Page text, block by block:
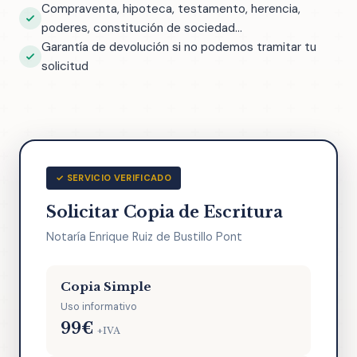
Compraventa, hipoteca, testamento, herencia,
poderes, constitución de sociedad...
Garantía de devolución si no podemos tramitar tu
solicitud
✓ SERVICIO VERIFICADO
Solicitar Copia de Escritura
Notaría Enrique Ruiz de Bustillo Pont
Copia Simple
Uso informativo
99€ +IVA